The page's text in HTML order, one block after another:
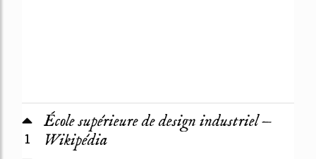
1
École supérieure de design industriel —
Wikipédia